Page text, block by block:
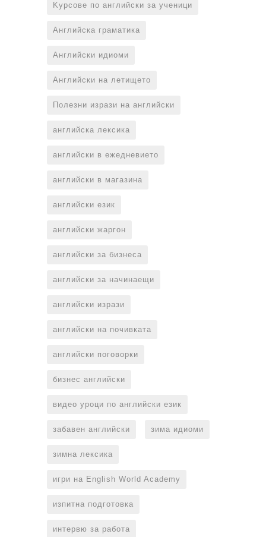
Kурсове по английски за ученици
Английска граматика
Английски идиоми
Английски на летището
Полезни изрази на английски
английска лексика
английски в ежедневието
английски в магазина
английски език
английски жаргон
английски за бизнеса
английски за начинаещи
английски изрази
английски на почивката
английски поговорки
бизнес английски
видео уроци по английски език
забавен английски зима идиоми
зимна лексика
игри на English World Academy
изпитна подготовка
интервю за работа